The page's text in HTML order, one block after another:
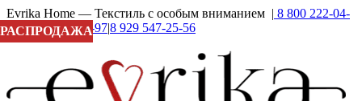
Evrika Home — Текстиль с особым вниманием | 8 800 222-04-
27|8 929 937-16-97|8 929 547-25-56
РАСПРОДАЖА